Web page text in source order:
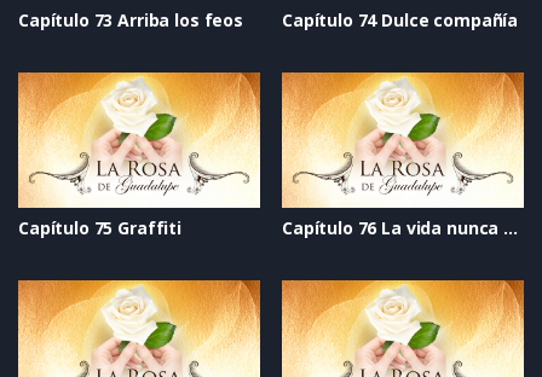
Capítulo 73 Arriba los feos Capítulo 74 Dulce compañía
Capítulo 75 Graffiti Capítulo 76 La vida nunca se acaba